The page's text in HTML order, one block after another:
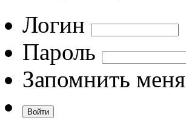
Логин
Пароль
Запомнить меня